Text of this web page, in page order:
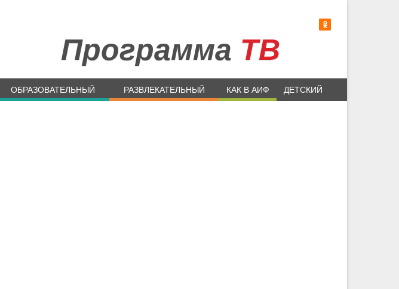
Программа ТВ
ОБРАЗОВАТЕЛЬНЫЙ РАЗВЛЕКАТЕЛЬНЫЙ КАК В АИФ ДЕТСКИЙ